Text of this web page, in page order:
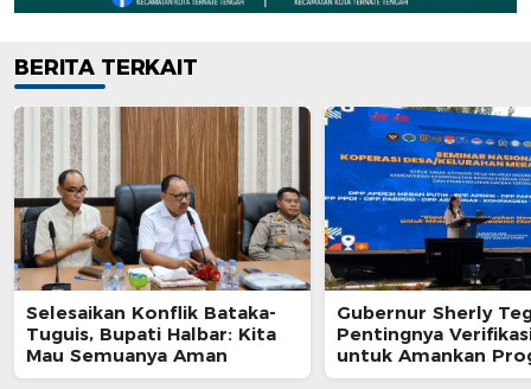
BERITA TERKAIT
Selesaikan Konflik Bataka-
Tuguis, Bupati Halbar: Kita
Mau Semuanya Aman
Gubernur Sherly
Pentingnya
untuk Amankan
Kedaulatan Pangan